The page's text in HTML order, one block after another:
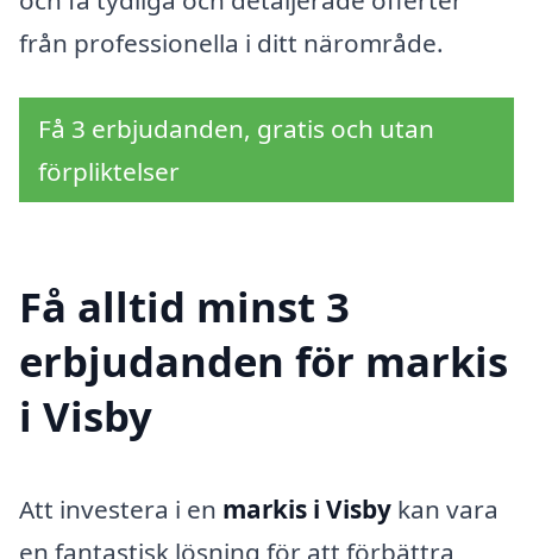
från professionella i ditt närområde.
Få 3 erbjudanden, gratis och utan
förpliktelser
Få alltid minst 3
erbjudanden för markis
i Visby
Att investera i en markis i Visby kan vara
en fantastisk lösning för att förbättra